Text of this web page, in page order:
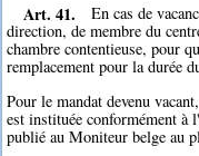
Art. 41.
En cas de
direction, de membre du
chambre contentieuse, pour
remplacement pour la durée
Pour le mandat devenu
est instituée conformément à
publié au Moniteur belge au